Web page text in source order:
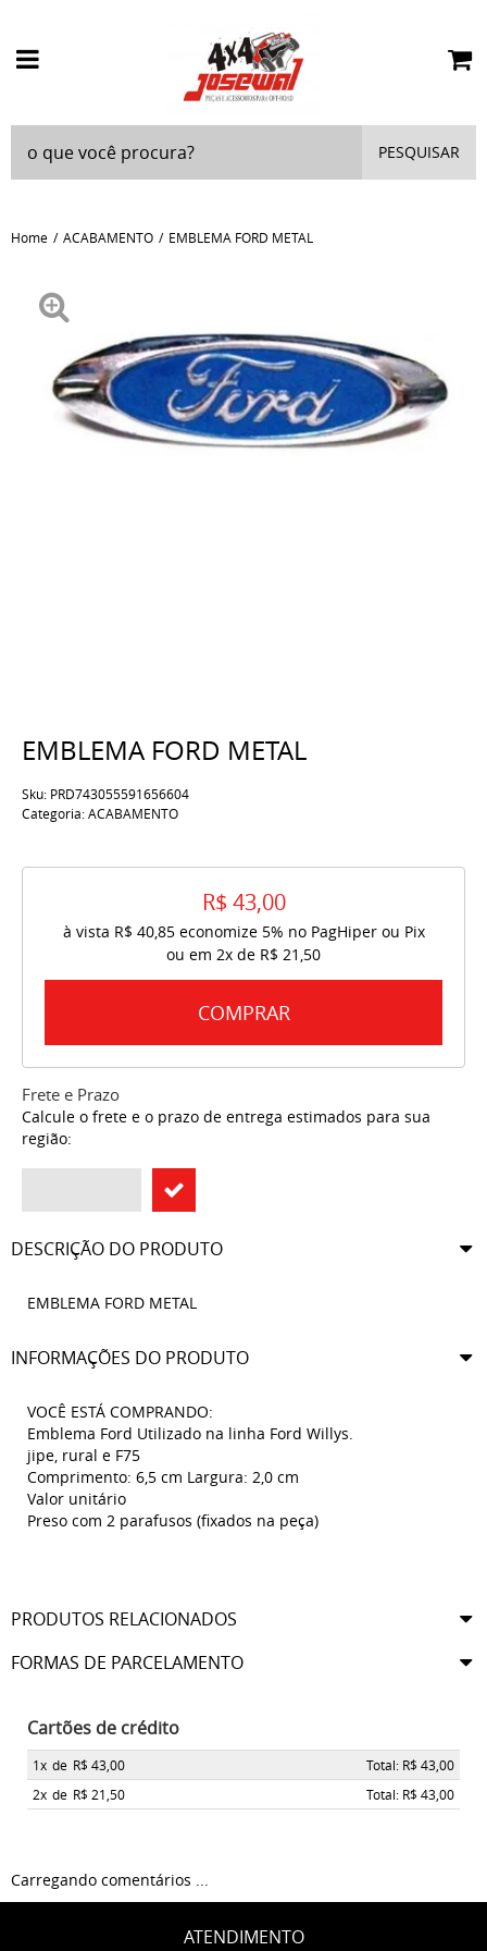
PESQUISAR
Home ACABAMENTO EMBLEMA FORD METAL
EMBLEMA FORD METAL
Sku: PRD743055591656604
Categoria:ACABAMENTO
R$ 43,00
à vista R$ 40,85economize 5% no PagHiper ou Pix
ou em 2x de R$ 21,50
COMPRAR
Frete e Prazo
Calcule o frete e o prazo de entrega estimados para sua
região:
DESCRIÇÃO DO PRODUTO
EMBLEMA FORD METAL
INFORMAÇÕES DO PRODUTO
VOCÊ ESTÁ COMPRANDO:
Emblema Ford Utilizado na linha Ford Willys.
jipe, rural e F75
Comprimento: 6,5 cm Largura: 2,0 cm
Valor unitário
Preso com 2 parafusos (fixados na peça)
PRODUTOS RELACIONADOS
FORMAS DE PARCELAMENTO
Cartões de crédito
1x de R$ 43,00
Total: R$ 43,00
2x de R$ 21,50 Total: R$ 43,00
Carregando comentários ...
ATENDIMENTO